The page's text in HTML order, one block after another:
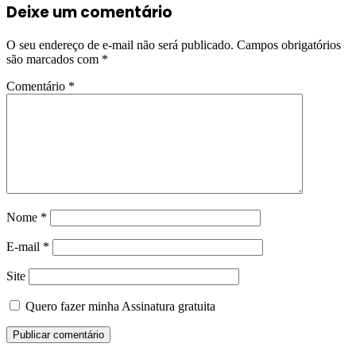
Deixe um comentário
O seu endereço de e-mail não será publicado. Campos obrigatórios
são marcados com *
Comentário *
Nome *
E-mail *
Site
Quero fazer minha Assinatura gratuita